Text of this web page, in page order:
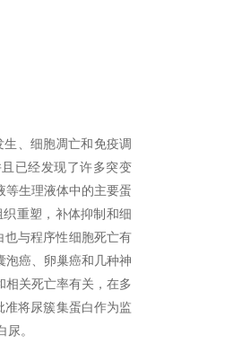
生、细胞凋亡和免疫调
已经发现了许多突变
等生理液体中的主要蛋
重塑，补体抑制和细
也与程序性细胞死亡有
泡癌、卵巢癌和几种神
相关死亡率有关，在多
将尿簇集蛋白作为监
。